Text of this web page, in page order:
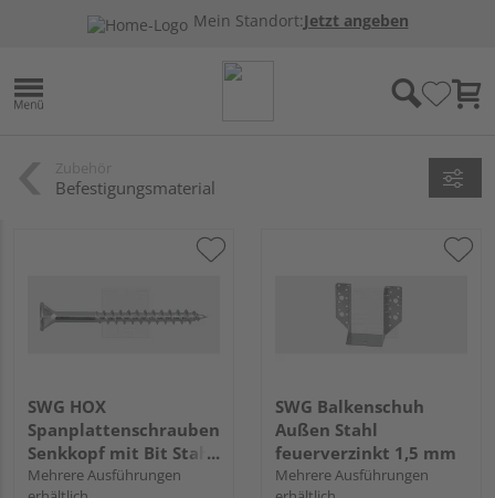
Mein Standort:Jetzt angeben
Befestigungsmaterial
SWG HOX
Spanplattenschrauben
Senkkopf mit Bit Stahl
verzinkt - Großpack
Mehrere Ausführungen
SWG Balkenschuh
Außen Stahl
feuerverzinkt 1,5 mm
Mehrere Ausführungen